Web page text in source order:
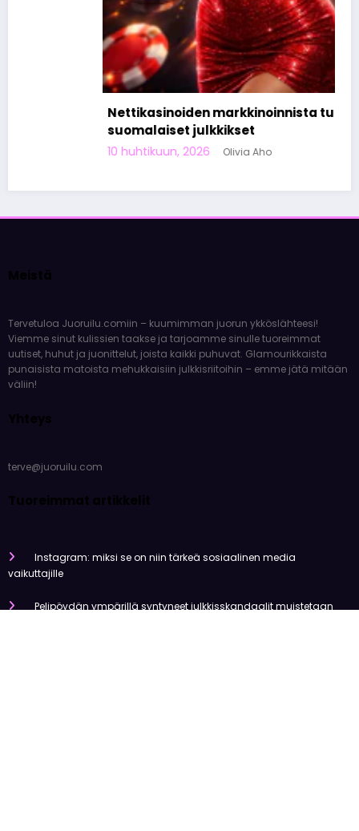
Nettikasinoiden markkinoinnista tunnetut
suomalaiset julkkikset
10 huhtikuun, 2026 Olivia Aho
Meistä
Tervetuloa Juoruilu.comiin – kuumimman juorun ykköslähteesi!
Viemme sinut kulissien taakse ja tarjoamme sinulle tuoreimmat
uutiset, huhut ja juonittelut, joista kaikki puhuvat. Glamourikkaista
punaisista matoista mehukkaisiin julkkisriitoihin – emme jätä mitään
väliin!
Yhteys
terve@juoruilu.com
Tuoreimmat artikkelit
Instagram: miksi se on niin tärkeä sosiaalinen media
vaikuttajille
Pelipöydän ympärillä syntyneet julkkisskandaalit muistetaan